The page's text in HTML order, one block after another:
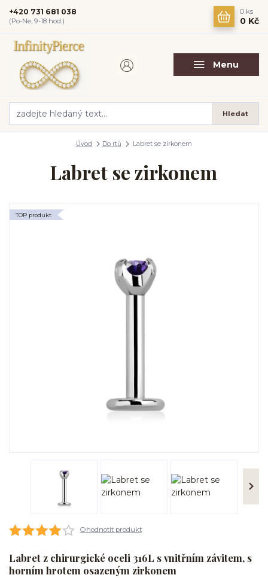
Menu
Hledat
+420 731 681 038
(Po-Ne, 9-18 hod.)
0 ks
0 Kč
Úvod Do rtů Labret se zirkonem
Labret se zirkonem
TOP produkt
Ohodnotit produkt
Labret z chirurgické oceli 316L s vnitřním závitem, s
horním hrotem osazeným zirkonem